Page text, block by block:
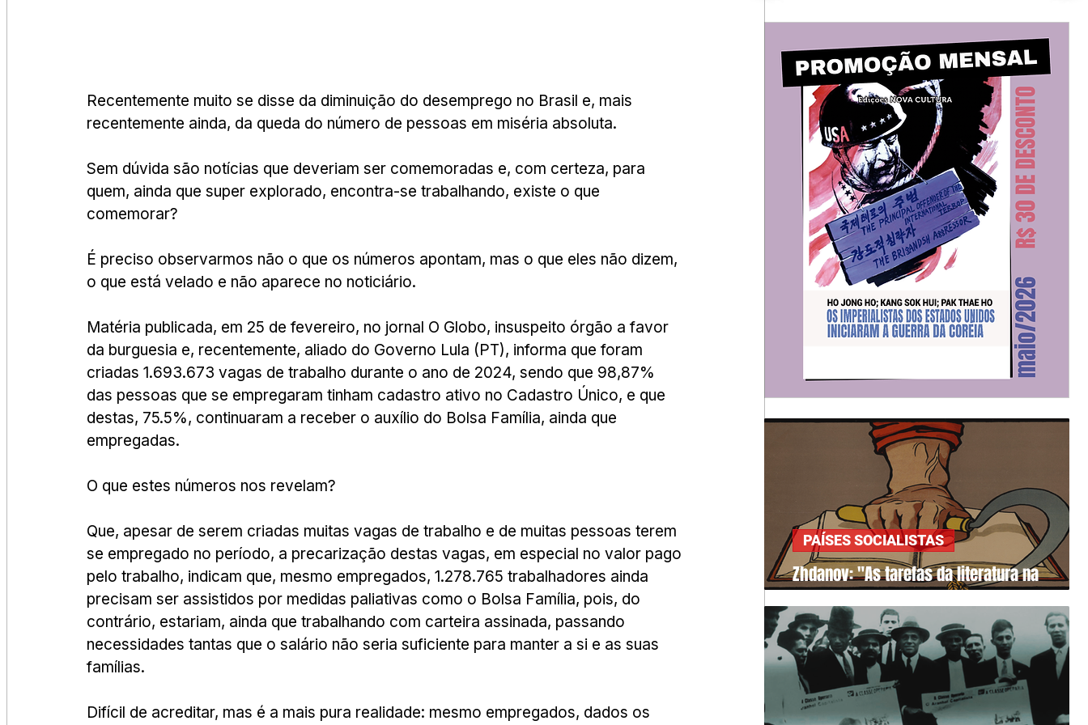
Recentemente muito se disse da diminuição do desemprego no Brasil e, mais
recentemente ainda, da queda do número de pessoas em miséria absoluta.
Sem dúvida são notícias que deveriam ser comemoradas e, com certeza, para
quem, ainda que super explorado, encontra-se trabalhando, existe o que
comemorar?
É preciso observarmos não o que os números apontam, mas o que eles não dizem,
o que está velado e não aparece no noticiário.
Matéria publicada, em 25 de fevereiro, no jornal O Globo, insuspeito órgão a favor
da burguesia e, recentemente, aliado do Governo Lula (PT), informa que foram
criadas 1.693.673 vagas de trabalho durante o ano de 2024, sendo que 98,87%
das pessoas que se empregaram tinham cadastro ativo no Cadastro Único, e que
destas, 75.5%, continuaram a receber o auxílio do Bolsa Família, ainda que
empregadas.
O que estes números nos revelam?
Que, apesar de serem criadas muitas vagas de trabalho e de muitas pessoas terem
se empregado no período, a precarização destas vagas, em especial no valor pago
pelo trabalho, indicam que, mesmo empregados, 1.278.765 trabalhadores ainda
precisam ser assistidos por medidas paliativas como o Bolsa Família, pois, do
contrário, estariam, ainda que trabalhando com carteira assinada, passando
necessidades tantas que o salário não seria suficiente para manter a si e as suas
famílias.
Difícil de acreditar, mas é a mais pura realidade: mesmo empregados, dados os
Zhdanov: "As tarefas da literatura na
PAÍSES SOCIALISTAS